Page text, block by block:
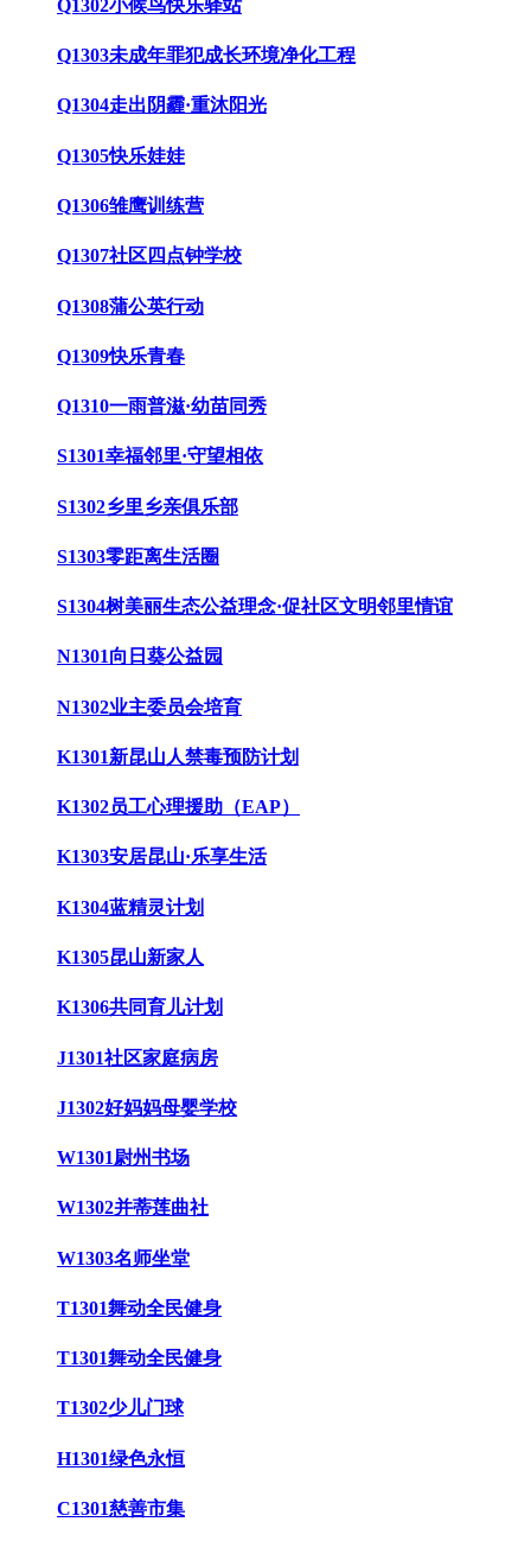
Q1302小候鸟快乐驿站
Q1303未成年罪犯成长环境净化工程
Q1304走出阴霾·重沐阳光
Q1305快乐娃娃
Q1306雏鹰训练营
Q1307社区四点钟学校
Q1308蒲公英行动
Q1309快乐青春
Q1310一雨普滋·幼苗同秀
S1301幸福邻里·守望相依
S1302乡里乡亲俱乐部
S1303零距离生活圈
S1304树美丽生态公益理念·促社区文明邻里情谊
N1301向日葵公益园
N1302业主委员会培育
K1301新昆山人禁毒预防计划
K1302员工心理援助（EAP）
K1303安居昆山·乐享生活
K1304蓝精灵计划
K1305昆山新家人
K1306共同育儿计划
J1301社区家庭病房
J1302好妈妈母婴学校
W1301尉州书场
W1302并蒂莲曲社
W1303名师坐堂
T1301舞动全民健身
T1301舞动全民健身
T1302少儿门球
H1301绿色永恒
C1301慈善市集